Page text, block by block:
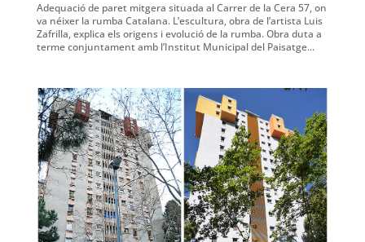
Adequació de paret mitgera situada al Carrer de la Cera 57, on
va néixer la rumba Catalana. L’escultura, obra de l’artista Luis
Zafrilla, explica els origens i evolució de la rumba. Obra duta a
terme conjuntament amb l’Institut Municipal del Paisatge...